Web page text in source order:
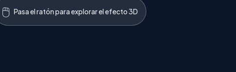
🖱️ Pasa el ratón para explorar el efecto 3D